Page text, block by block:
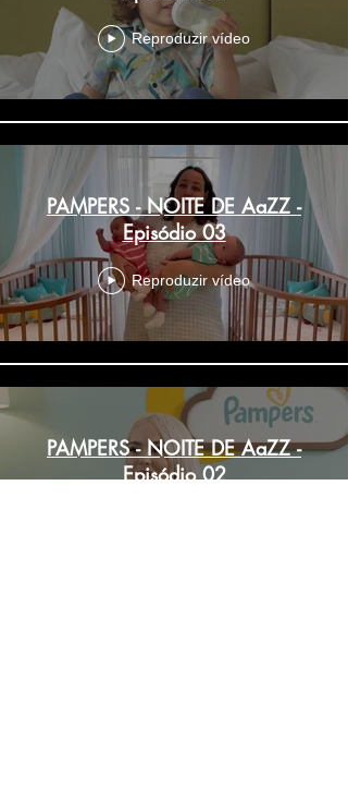
Reproduzir vídeo
PAMPERS - NOITE DE AaZZ -
Episódio 03
Reproduzir vídeo
PAMPERS - NOITE DE AaZZ -
Episódio 02